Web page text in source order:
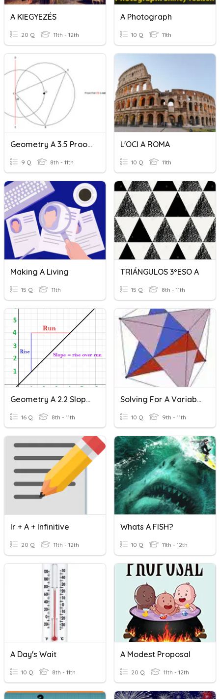
A KIEGYEZÉS
20 Q 11th - 12th
A Photograph
10 Q 11th
Geometry A 3.5 Proofs A
9 Q 8th - 11th
L'OCI A ROMA
10 Q 11th
Making A Living
15 Q 11th
TRIÁNGULOS 3ºESO A
15 Q 8th - 11th
Geometry A 2.2 Slope Of A Line
16 Q 8th - 11th
Solving For A Variable In A Formula
10 Q 9th - 11th
Ir + A + Infinitive
20 Q 11th - 12th
Whats A FISH?
10 Q 11th - 12th
A Day's Wait
10 Q 8th - 11th
A Modest Proposal
20 Q 11th - 12th